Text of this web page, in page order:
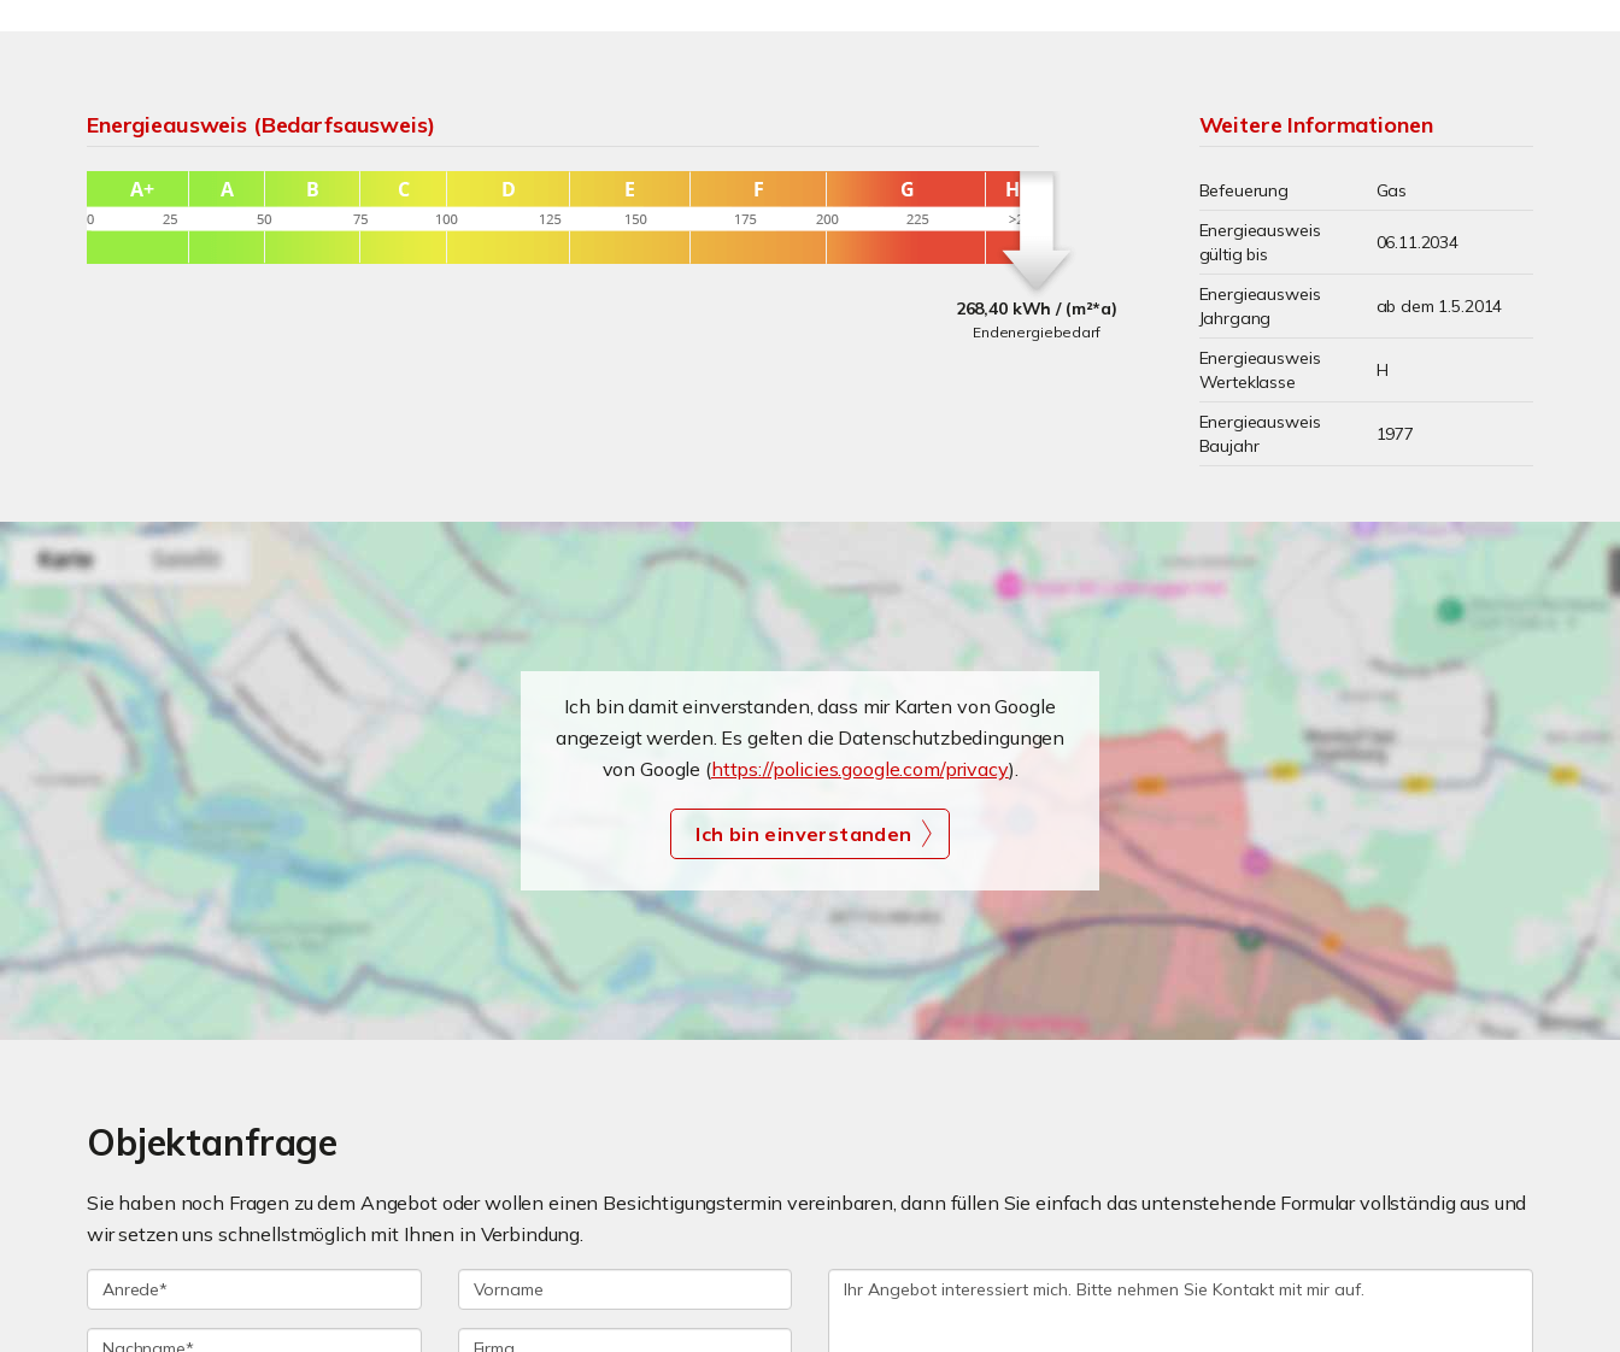
Energieausweis (Bedarfsausweis)
268,40 kWh / (m²*a)
Endenergiebedarf
Weitere Informationen
Befeuerung
Gas
Energieausweis
gültig bis
06.11.2034
Energieausweis
Jahrgang
ab dem 1.5.2014
Energieausweis
Werteklasse
H
Energieausweis
Baujahr
1977
Ich bin damit einverstanden, dass mir Karten von Google
angezeigt werden. Es gelten die Datenschutzbedingungen
von Google (https://policies.google.com/privacy).
Ich bin einverstanden
Objektanfrage
Sie haben noch Fragen zu dem Angebot oder wollen einen Besichtigungstermin vereinbaren, dann füllen Sie einfach das untenstehende Formular vollständig aus und
wir setzen uns schnellstmöglich mit Ihnen in Verbindung.